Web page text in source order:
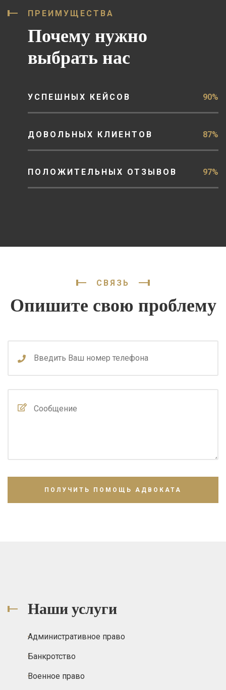
ПРЕИМУЩЕСТВА
Почему нужно
выбрать нас
УСПЕШНЫХ КЕЙСОВ 90%
ДОВОЛЬНЫХ КЛИЕНТОВ 87%
ПОЛОЖИТЕЛЬНЫХ ОТЗЫВОВ 97%
СВЯЗЬ
Опишите свою проблему
Наши услуги
Административное право
Банкротство
Военное право